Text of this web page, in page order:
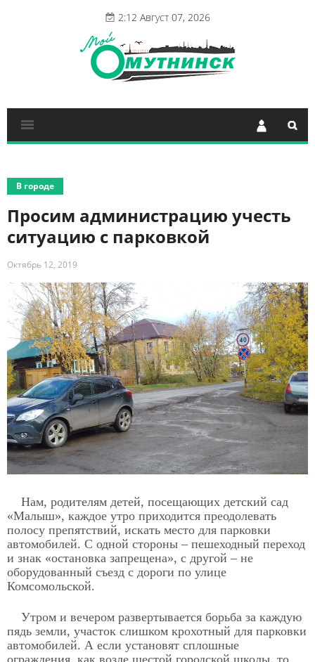
2:12 Август 07, 2026
В городе
Просим администрацию учесть
ситуацию с парковкой
Октябрь 12, 2019
Нам, родителям детей, посещающих детский сад
«Малыш», каждое утро приходится преодолевать
полосу препятствий, искать место для парковки
автомобилей. С одной стороны – пешеходный переход
и знак «остановка запрещена», с другой – не
оборудованный съезд с дороги по улице
Комсомольской.
Утром и вечером развертывается борьба за каждую
пядь земли, участок слишком крохотный для парковки
автомобилей. А если установят сплошные